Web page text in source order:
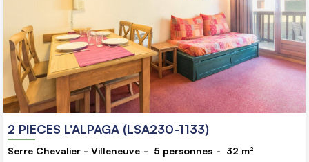
2 PIECES L'ALPAGA (LSA230-1133)
Serre Chevalier - Villeneuve 5 personnes 32 m²